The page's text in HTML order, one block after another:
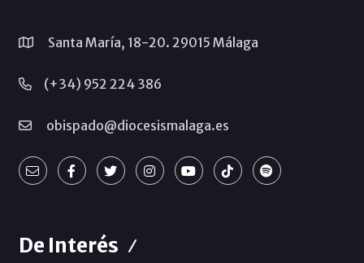
Santa María, 18-20. 29015 Málaga
(+34) 952 224 386
obispado@diocesismalaga.es
De Interés